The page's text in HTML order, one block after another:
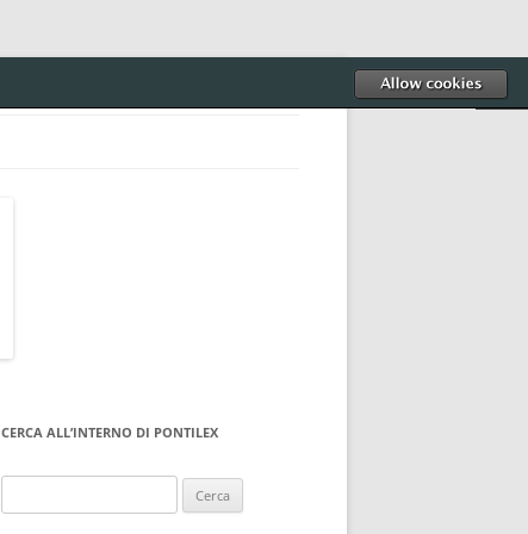
CERCA ALL’INTERNO DI PONTILEX
per: